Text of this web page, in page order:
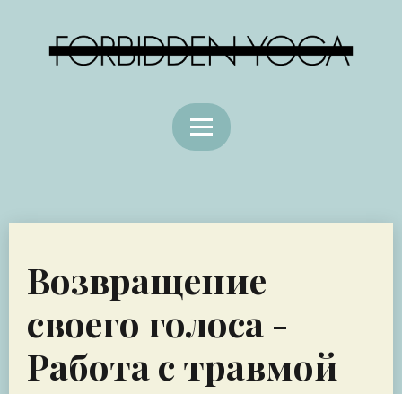
Возвращение
своего голоса -
Работа с травмой